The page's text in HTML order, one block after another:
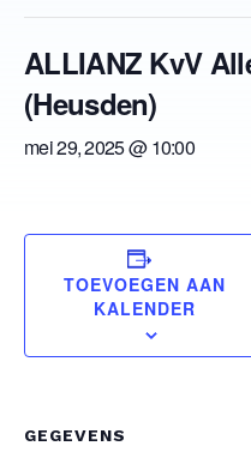
Zoek
naar:
ALLIANZ KvV
(Heusden)
mei 29, 2025 @ 10:00
TOEVOEGEN AAN
KALENDER
GEGEVENS